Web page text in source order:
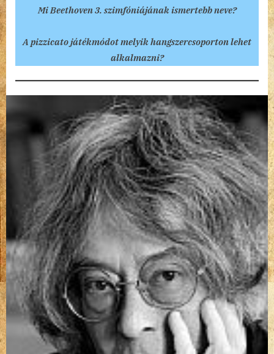
Mi Beethoven 3. szimfóniájának ismertebb neve?
A pizzicato játékmódot melyik hangszercsoporton lehet
alkalmazni?